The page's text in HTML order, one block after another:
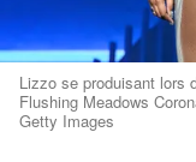
Lizzo se produisant lors
Flushing Meadows
Getty Images